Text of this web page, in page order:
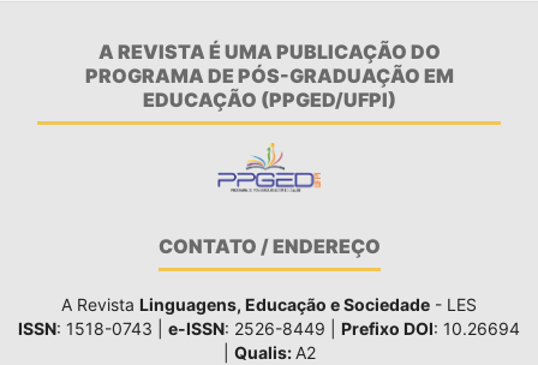
A REVISTA É UMA PUBLICAÇÃO DO
PROGRAMA DE PÓS-GRADUAÇÃO EM
EDUCAÇÃO (PPGED/UFPI)
CONTATO / ENDEREÇO
A Revista Linguagens, Educação e Sociedade - LES
ISSN: 1518-0743 | e-ISSN: 2526-8449 | Prefixo DOI: 10.26694
Qualis:A2